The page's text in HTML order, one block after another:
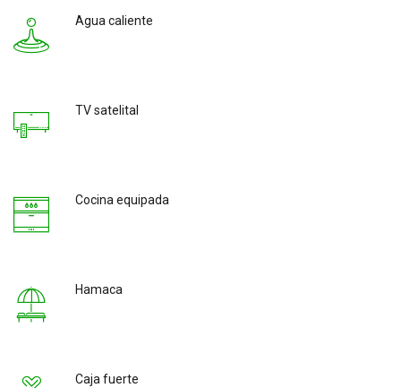
Agua caliente
TV satelital
Cocina equipada
Hamaca
Caja fuerte